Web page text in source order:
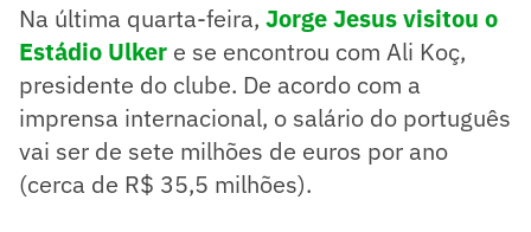
Na última quarta-feira, Jorge Jesus visitou o
Estádio Ulker e se encontrou com Ali Koç,
presidente do clube. De acordo com a
imprensa internacional, o salário do português
vai ser de sete milhões de euros por ano
(cerca de R$ 35,5 milhões).